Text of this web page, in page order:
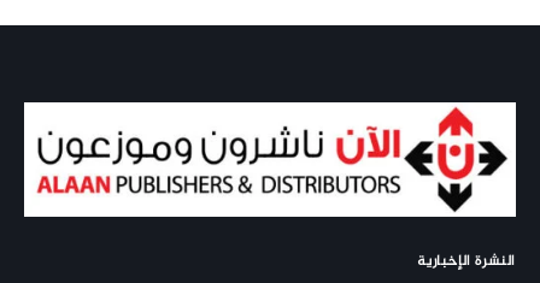
النشرة الإخبارية